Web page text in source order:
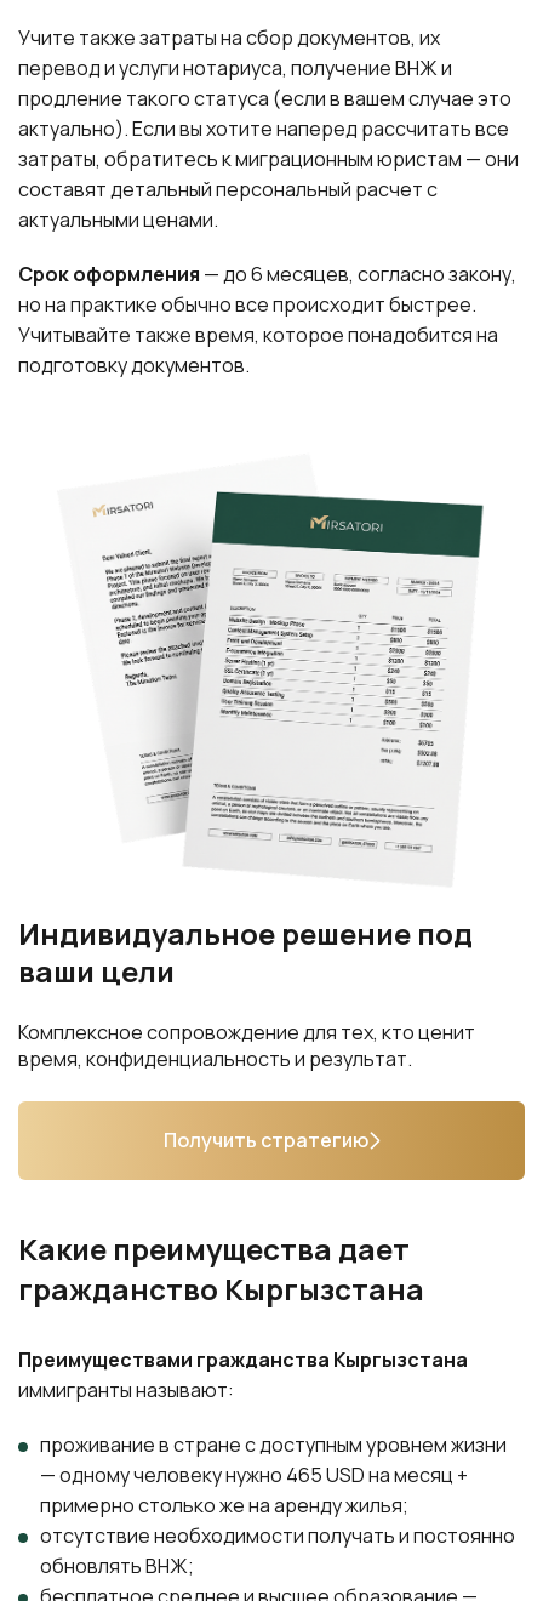
Учите также затраты на сбор документов, их
перевод и услуги нотариуса, получение ВНЖ и
продление такого статуса (если в вашем случае это
актуально). Если вы хотите наперед рассчитать все
затраты, обратитесь к миграционным юристам — они
составят детальный персональный расчет с
актуальными ценами.
Срок оформления — до 6 месяцев, согласно закону,
но на практике обычно все происходит быстрее.
Учитывайте также время, которое понадобится на
подготовку документов.
Индивидуальное решение под
ваши цели
Комплексное сопровождение для тех, кто ценит
время, конфиденциальность и результат.
Получить стратегию
Какие преимущества дает
гражданство Кыргызстана
Преимуществами гражданства Кыргызстана
иммигранты называют:
проживание в стране с доступным уровнем жизни
— одному человеку нужно 465 USD на месяц +
примерно столько же на аренду жилья;
отсутствие необходимости получать и постоянно
обновлять ВНЖ;